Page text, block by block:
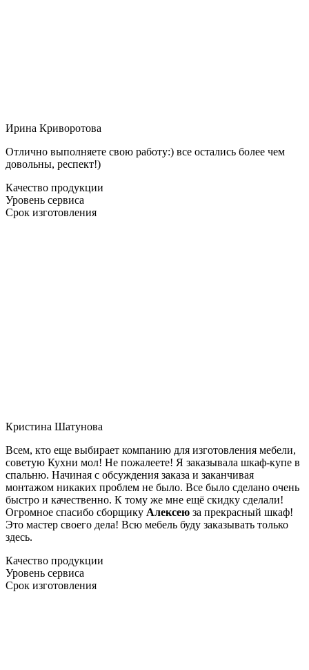
Ирина Криворотова
Отлично выполняете свою работу:) все остались более чем
довольны, респект!)
Качество продукции
Уровень сервиса
Срок изготовления
Кристина Шатунова
Всем, кто еще выбирает компанию для изготовления мебели,
советую Кухни мол! Не пожалеете! Я заказывала шкаф-купе в
спальню. Начиная с обсуждения заказа и заканчивая
монтажом никаких проблем не было. Все было сделано очень
быстро и качественно. К тому же мне ещё скидку сделали!
Огромное спасибо сборщику Алексею за прекрасный шкаф!
Это мастер своего дела! Всю мебель буду заказывать только
здесь.
Качество продукции
Уровень сервиса
Срок изготовления